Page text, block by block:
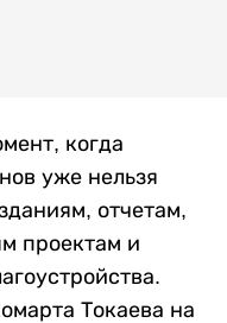
когда
уже нельзя
отчетам,
проектам и
Токаева на